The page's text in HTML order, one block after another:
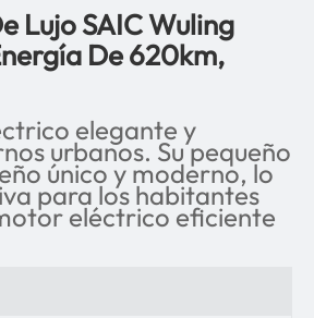
Lujo SAIC Wuling
De 620km,
elegante y
urbanos. Su pequeño
único y moderno, lo
para los habitantes
eléctrico eficiente